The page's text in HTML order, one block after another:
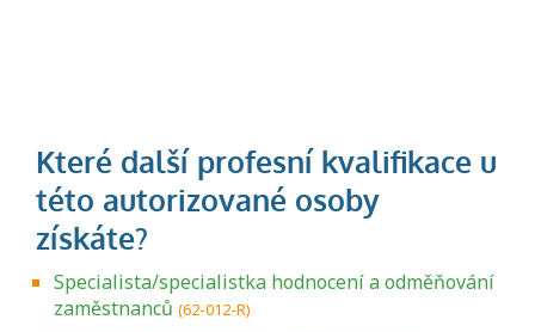
Specialista/specialistka hodnocení a odměňování
zaměstnanců (62-012-R)